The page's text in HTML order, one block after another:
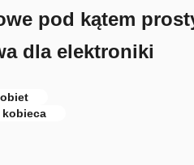
pod kątem
dla elektroniki
kobieca